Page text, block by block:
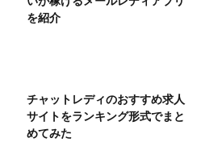
を紹介
チャットレディのおすすめ求人
サイトをランキング形式でまと
めてみた